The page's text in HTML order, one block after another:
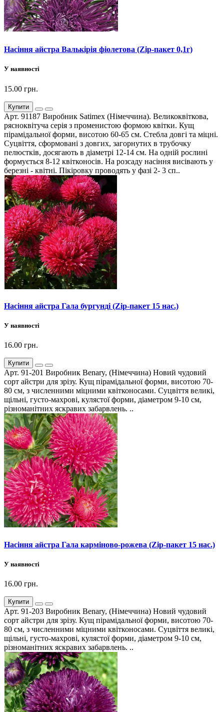
Насіння айстра Валькірія фіолетова (Zip-пакет 0,1г)
У наявності
15.00 грн.
Купити
Арт. 91187 Виробник Satimex (Німеччина). Великоквіткова,
рясноквітуча серія з променистою формою квітки. Кущ
пірамідальної форми, висотою 60-65 см. Стебла довгі та міцні.
Суцвіття, сформовані з довгих, загорнутих в трубочку
пелюстків, досягають в діаметрі 12-14 см. На одній рослині
формується 8-12 квітконосів. На розсаду насіння висівають у
березні - квітні. Пікіровку проводять у фазі 2- 3 сп..
Насіння айстра Гала бургунді (Zip-пакет 15 нас.)
У наявності
16.00 грн.
Купити
Арт. 91-201 Виробник Benary, (Німеччина) Новий чудовий
сорт айстри для зрізу. Кущ пірамідальної форми, висотою 70-
80 см, з численними міцними квітконосами. Суцвіття великі,
щільні, густо-махрові, кулястої форми, діаметром 9-10 см,
різноманітних яскравих забарвлень. ..
Насіння айстра Гала карміново-рожева (Zip-пакет 15 нас.)
У наявності
16.00 грн.
Купити
Арт. 91-203 Виробник Benary, (Німеччина) Новий чудовий
сорт айстри для зрізу. Кущ пірамідальної форми, висотою 70-
80 см, з численними міцними квітконосами. Суцвіття великі,
щільні, густо-махрові, кулястої форми, діаметром 9-10 см,
різноманітних яскравих забарвлень. ..